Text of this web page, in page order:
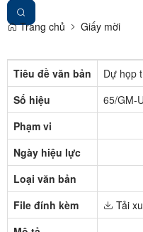
Trang chủ Giấy mời
Tiêu đề văn bản
Dự họp
Số hiệu
65/GM-
Phạm vi
Ngày hiệu lực
Loại văn bản
File đính kèm
Tải